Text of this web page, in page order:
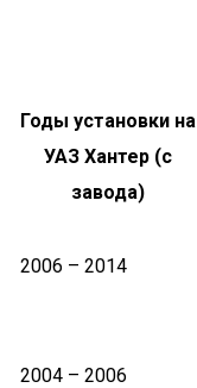
Годы установки на
УАЗ Хантер (с
завода)
2006 – 2014
2004 – 2006